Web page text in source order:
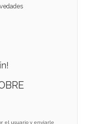
el usuario y enviarle